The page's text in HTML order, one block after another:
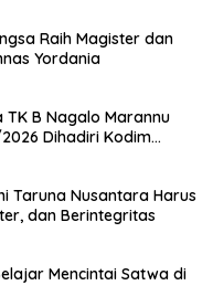
Raih Magister dan
Yordania
TK B Nagalo Marannu
Dihadiri Kodim
Taruna Nusantara Harus
dan Berintegritas
Mencintai Satwa di